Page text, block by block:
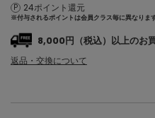
24ポイント還元
※付与されるポイントは会員クラス毎に異なります
8,000円（税込）以上のお
返品・交換について